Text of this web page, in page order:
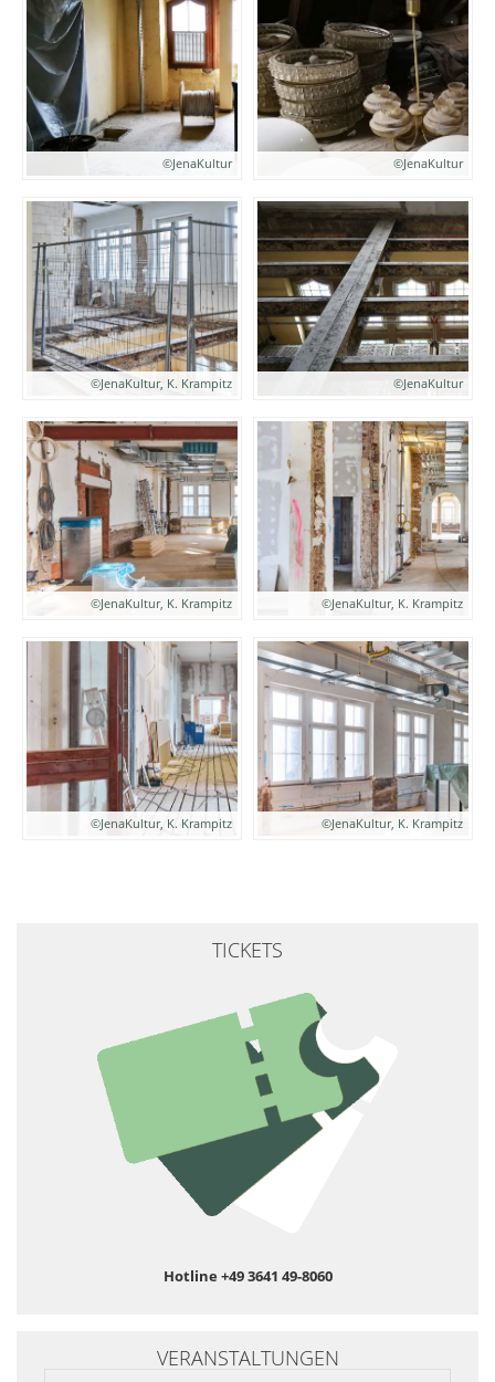
©JenaKultur ©JenaKultur
©JenaKultur, K. Krampitz ©JenaKultur
©JenaKultur, K. Krampitz ©JenaKultur, K. Krampitz
©JenaKultur, K. Krampitz ©JenaKultur, K. Krampitz
TICKETS
Hotline +49 3641 49-8060
VERANSTALTUNGEN